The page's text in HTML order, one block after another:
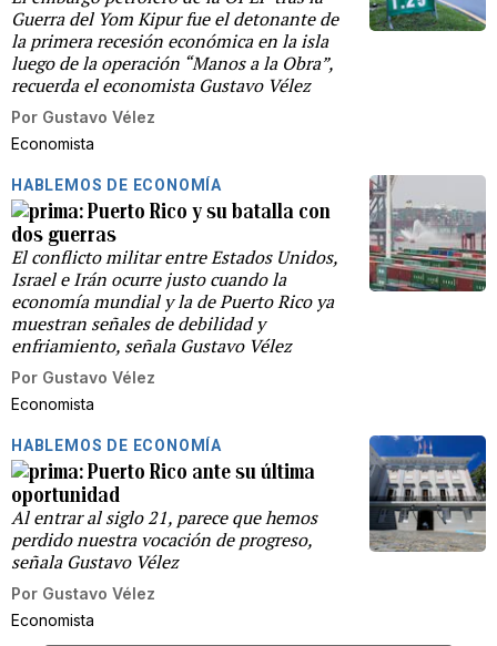
Guerra del Yom Kipur fue el detonante de
la primera recesión económica en la isla
luego de la operación “Manos a la Obra”,
recuerda el economista Gustavo Vélez
Por Gustavo Vélez
Economista
HABLEMOS DE ECONOMÍA
Puerto Rico y su batalla con
dos guerras
El conflicto militar entre Estados Unidos,
Israel e Irán ocurre justo cuando la
economía mundial y la de Puerto Rico ya
muestran señales de debilidad y
enfriamiento, señala Gustavo Vélez
Por Gustavo Vélez
Economista
HABLEMOS DE ECONOMÍA
Puerto Rico ante su última
oportunidad
Al entrar al siglo 21, parece que hemos
perdido nuestra vocación de progreso,
señala Gustavo Vélez
Por Gustavo Vélez
Economista